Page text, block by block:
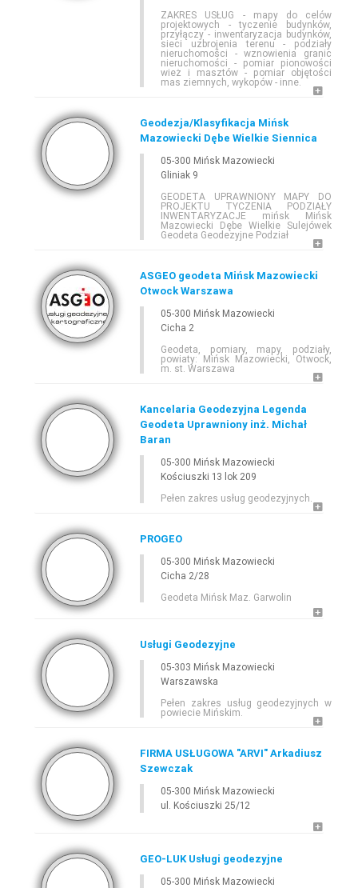
ZAKRES USŁUG - mapy do celów
projektowych - tyczenie budynków,
przyłączy - inwentaryzacja budynków,
sieci uzbrojenia terenu - podziały
nieruchomości - wznowienia granic
nieruchomości - pomiar pionowości
wież i masztów - pomiar objętości
mas ziemnych, wykopów - inne.
Geodezja/Klasyfikacja Mińsk
Mazowiecki Dębe Wielkie Siennica
05-300 Mińsk Mazowiecki
Gliniak 9
GEODETA UPRAWNIONY MAPY DO
PROJEKTU TYCZENIA PODZIAŁY
INWENTARYZACJE mińsk Mińsk
Mazowiecki Dębe Wielkie Sulejówek
Geodeta Geodezyjne Podział
ASGEO geodeta Mińsk Mazowiecki
Otwock Warszawa
05-300 Mińsk Mazowiecki
Cicha 2
Geodeta, pomiary, mapy, podziały,
powiaty: Mińsk Mazowiecki, Otwock,
m. st. Warszawa
Kancelaria Geodezyjna Legenda
Geodeta Uprawniony inż. Michał
Baran
05-300 Mińsk Mazowiecki
Kościuszki 13 lok 209
Pełen zakres usług geodezyjnych.
PROGEO
05-300 Mińsk Mazowiecki
Cicha 2/28
Geodeta Mińsk Maz. Garwolin
Usługi Geodezyjne
05-303 Mińsk Mazowiecki
Warszawska
Pełen zakres usług geodezyjnych w
powiecie Mińskim.
FIRMA USŁUGOWA "ARVI" Arkadiusz
Szewczak
05-300 Mińsk Mazowiecki
ul. Kościuszki 25/12
GEO-LUK Usługi geodezyjne
05-300 Mińsk Mazowiecki